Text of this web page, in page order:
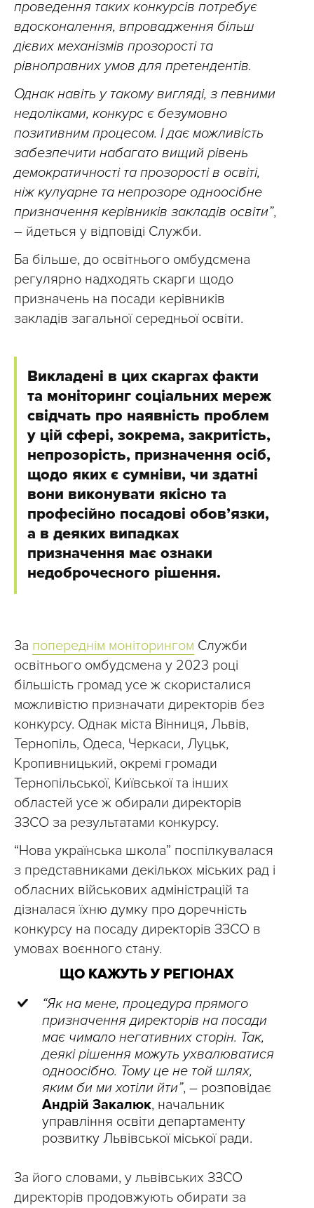
проведення таких конкурсів потребує
вдосконалення, впровадження більш
дієвих механізмів прозорості та
рівноправних умов для претендентів.
Однак навіть у такому вигляді, з певними
недоліками, конкурс є безумовно
позитивним процесом. І дає можливість
забезпечити набагато вищий рівень
демократичності та прозорості в освіті,
ніж кулуарне та непрозоре одноосібне
призначення керівників закладів освіти”,
– йдеться у відповіді Служби.
Ба більше, до освітнього омбудсмена
регулярно надходять скарги щодо
призначень на посади керівників
закладів загальної середньої освіти.
Викладені в цих скаргах факти
та моніторинг соціальних мереж
свідчать про наявність проблем
у цій сфері, зокрема, закритість,
непрозорість, призначення осіб,
щодо яких є сумніви, чи здатні
вони виконувати якісно та
професійно посадові обов’язки,
а в деяких випадках
призначення має ознаки
недоброчесного рішення.
За попереднім моніторингом Служби
освітнього омбудсмена у 2023 році
більшість громад усе ж скористалися
можливістю призначати директорів без
конкурсу. Однак міста Вінниця, Львів,
Тернопіль, Одеса, Черкаси, Луцьк,
Кропивницький, окремі громади
Тернопільської, Київської та інших
областей усе ж обирали директорів
ЗЗСО за результатами конкурсу.
“Нова українська школа” поспілкувалася
з представниками декількох міських рад і
обласних військових адміністрацій та
дізналася їхню думку про доречність
конкурсу на посаду директорів ЗЗСО в
умовах воєнного стану.
ЩО КАЖУТЬ У РЕГІОНАХ
“Як на мене, процедура прямого
призначення директорів на посади
має чимало негативних сторін. Так,
деякі рішення можуть ухвалюватися
одноосібно. Тому це не той шлях,
яким би ми хотіли йти”, – розповідає
Андрій Закалюк, начальник
управління освіти департаменту
розвитку Львівської міської ради.
За його словами, у львівських ЗЗСО
директорів продовжують обирати за